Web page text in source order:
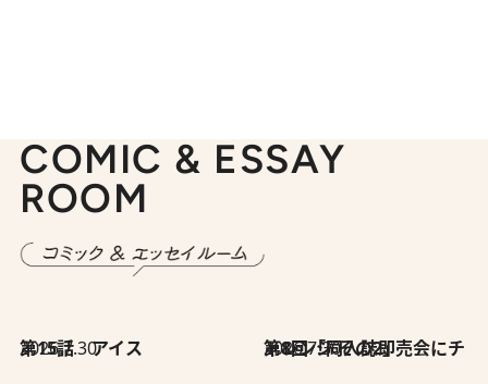
COMIC & ESSAY
ROOM
2026.7.30
第15話 アイス 2026.7.30
第8回「同人誌即売会にチャレンジ その2」